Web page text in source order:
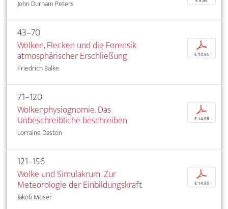
John Durham Peters
43–70
Wolken, Flecken und die Forensik
atmosphärischer Erschließung
Friedrich Balke
p
€ 14,95
71–120
Wolkenphysiognomie. Das
Unbeschreibliche beschreiben
Lorraine Daston
p
€ 14,95
121–156
Wolke und Simulakrum: Zur
Meteorologie der Einbildungskraft
Jakob Moser
p
€ 14,95